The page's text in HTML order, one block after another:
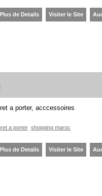
Plus de Details Visiter le Site
a porter, acccessoires
a porter shopping maroc
Plus de Details Visiter le Site